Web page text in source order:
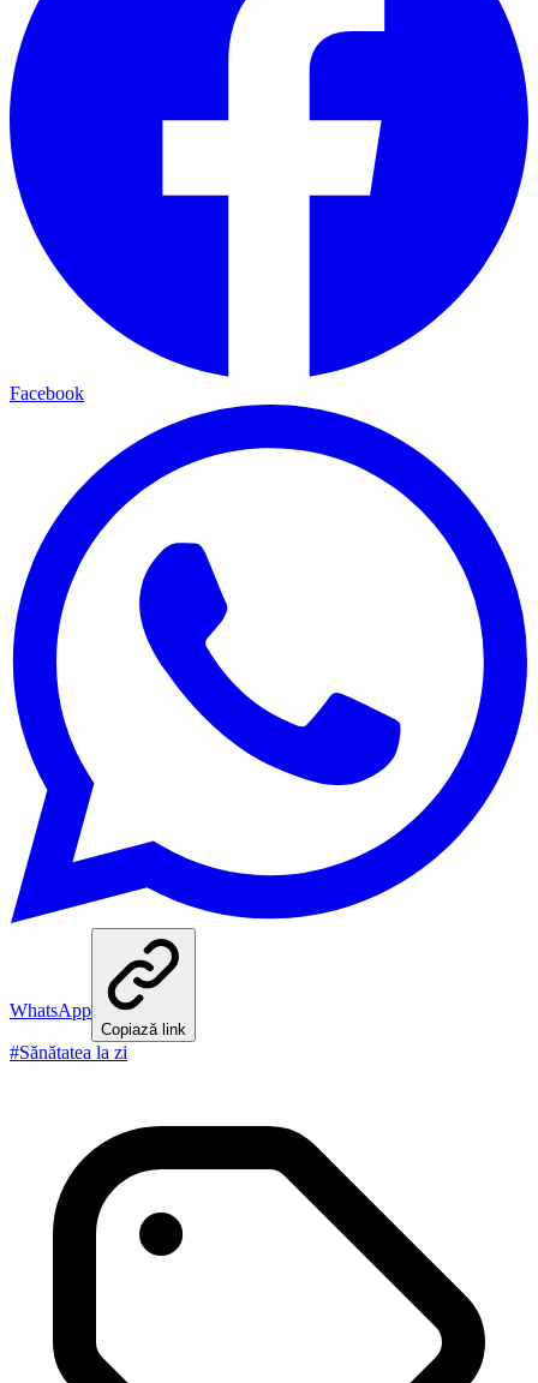
Facebook
WhatsApp
Copiază link
#Sănătatea la zi